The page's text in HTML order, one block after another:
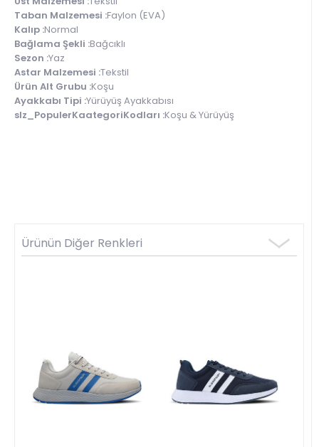
Taban Malzemesi :Faylon (EVA)
Kalıp :Normal
Bağlama Şekli :Bağcıklı
Sezon :Yaz
Astar Malzemesi :Tekstil
Ürün Alt Grubu :Koşu
Ayakkabı Tipi :Yürüyüş Ayakkabısı
slz_PopulerKaategoriKodları :Koşu & Yürüyüş
Ürünün Diğer Renkleri